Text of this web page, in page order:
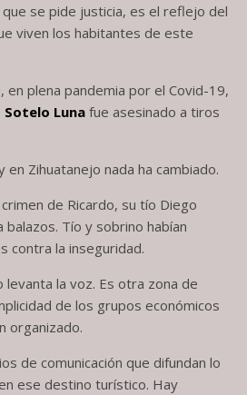
se pide justicia, es el reflejo del
viven los habitantes de este
en plena pandemia por el Covid-19,
Sotelo Luna fue asesinado a tiros
en Zihuatanejo nada ha cambiado.
de Ricardo, su tío Diego
balazos. Tío y sobrino habían
contra la inseguridad.
levanta la voz. Es otra zona de
de los grupos económicos
organizado.
de comunicación que difundan lo
ese destino turístico. Hay